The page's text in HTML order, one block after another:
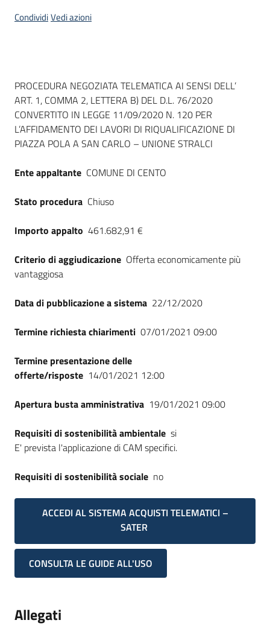
CondividiVedi azioni
Dati del bando
PROCEDURA NEGOZIATA TELEMATICA AI SENSI DELL’
ART. 1, COMMA 2, LETTERA B) DEL D.L. 76/2020
CONVERTITO IN LEGGE 11/09/2020 N. 120 PER
L’AFFIDAMENTO DEI LAVORI DI RIQUALIFICAZIONE DI
PIAZZA POLA A SAN CARLO – UNIONE STRALCI
Ente appaltante COMUNE DI CENTO
Stato procedura Chiuso
Importo appalto 461.682,91 €
Criterio di aggiudicazione Offerta economicamente più
vantaggiosa
Data di pubblicazione a sistema 22/12/2020
Termine richiesta chiarimenti 07/01/2021 09:00
Termine presentazione delle
offerte/risposte 14/01/2021 12:00
Apertura busta amministrativa 19/01/2021 09:00
Requisiti di sostenibilità ambientale si
E' prevista l'applicazione di CAM specifici.
Requisiti di sostenibilità sociale no
ACCEDI AL SISTEMA ACQUISTI TELEMATICI –
SATER
CONSULTA LE GUIDE ALL'USO
Allegati